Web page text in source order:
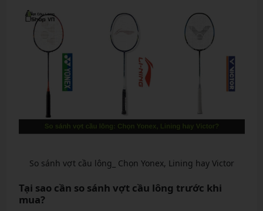
So sánh vợt cầu lông_ Chọn Yonex, Lining hay Victor
Tại sao cần so sánh vợt cầu lông trước khi
mua?